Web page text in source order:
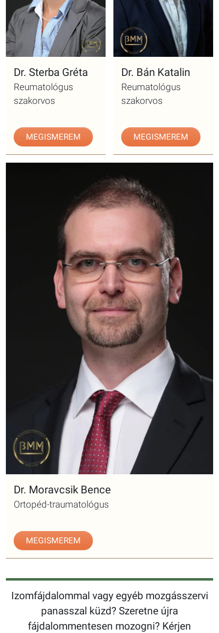
Dr. Sterba Gréta
Reumatológus
szakorvos
MEGISMEREM
Dr. Bán Katalin
Reumatológus
szakorvos
MEGISMEREM
Dr. Moravcsik Bence
Ortopéd-traumatológus
MEGISMEREM
Izomfájdalommal vagy egyéb mozgásszervi
panasszal küzd? Szeretne újra
fájdalommentesen mozogni? Kérjen